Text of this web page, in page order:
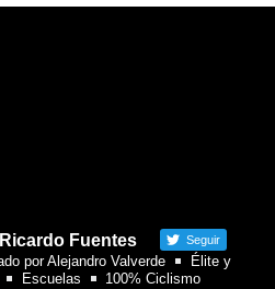
Twitter
Fuentes Seguir
por Alejandro Valverde
Élite y
Escuelas 100% Ciclismo